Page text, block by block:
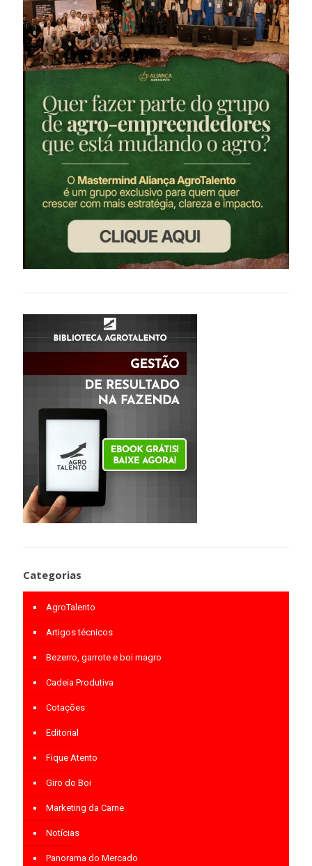
Categorias
AgroTalento
Artigos técnicos
Bezerro, garrote e boi magro
Cadeia Produtiva
Cotações
Editorial
Fique Atento
Giro do Boi
Marketing da Carne
Notícias
Panorama do Mercado